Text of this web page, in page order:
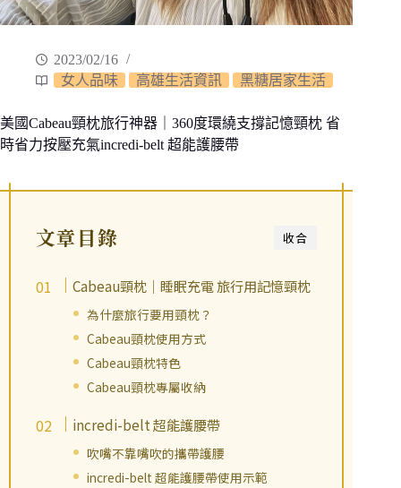
2023/02/16
女人品味
高雄生活資訊 黑糖居家生活
美國Cabeau頸枕旅行神器｜360度環繞支撐記憶頸枕 省
時省力按壓充氣incredi-belt 超能護腰帶
收合
文章目錄
Cabeau頸枕｜睡眠充電 旅行用記憶頸枕
為什麼旅行要用頸枕？
Cabeau頸枕使用方式
Cabeau頸枕特色
Cabeau頸枕專屬收納
incredi-belt 超能護腰帶
吹嘴不靠嘴吹的攜帶護腰
incredi-belt 超能護腰帶使用示範